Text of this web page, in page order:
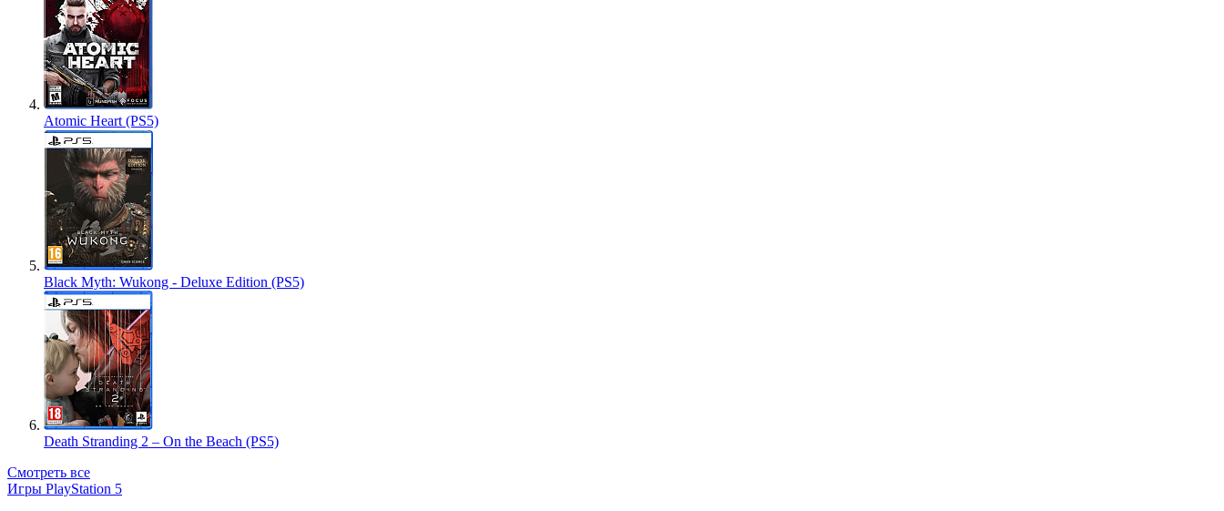
Atomic Heart (PS5)
Black Myth: Wukong - Deluxe Edition (PS5)
Death Stranding 2 – On the Beach (PS5)
Смотреть все
Игры PlayStation 5